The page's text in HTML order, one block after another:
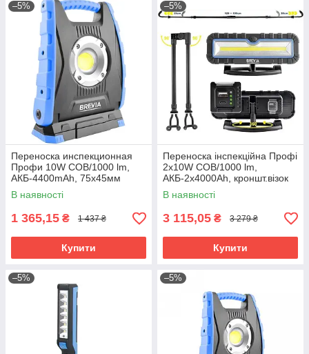
–5%
Переноска инспекционная
Профи 10W COB/1000 lm,
АКБ-4400mAh, 75x45мм
Brevia №11410
В наявності
1 365,15 ₴ 1 437 ₴
Купити
–5%
Переноска інспекційна Профі
2x10W COB/1000 lm,
АКБ-2x4000Ah, кроншт.візок
120-190 см/ Brevia No11520
В наявності
3 115,05 ₴ 3 279 ₴
Купити
–5% –5%